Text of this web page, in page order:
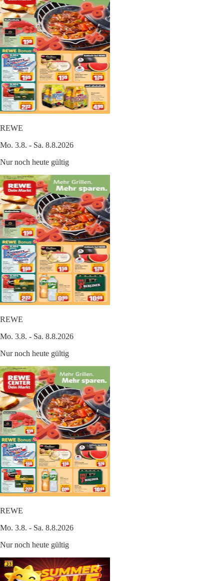
REWE
Mo. 3.8. - Sa. 8.8.2026
Nur noch heute gültig
REWE
Mo. 3.8. - Sa. 8.8.2026
Nur noch heute gültig
REWE
Mo. 3.8. - Sa. 8.8.2026
Nur noch heute gültig